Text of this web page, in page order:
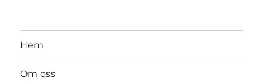
Hem
Om oss